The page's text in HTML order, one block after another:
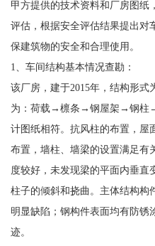
甲方提供的技术资料和厂房图纸
评估，根据安全评估结果提出对
保建筑物的安全和合理使用。
1、车间结构基本情况查勘：
该厂房，建于2015年，结构形
为：荷载→檩条→钢屋架→钢柱
计图纸相符。抗风柱的布置，屋
布置，墙柱、墙梁的设置满足有
度较好，未发现梁的平面内垂
柱子的倾斜和挠曲。主体结构构
明显缺陷；钢构件表面均有防锈
迹。